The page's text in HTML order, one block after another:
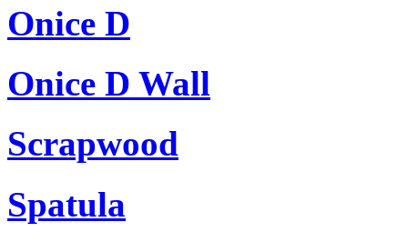
Onice D
Onice D Wall
Scrapwood
Spatula